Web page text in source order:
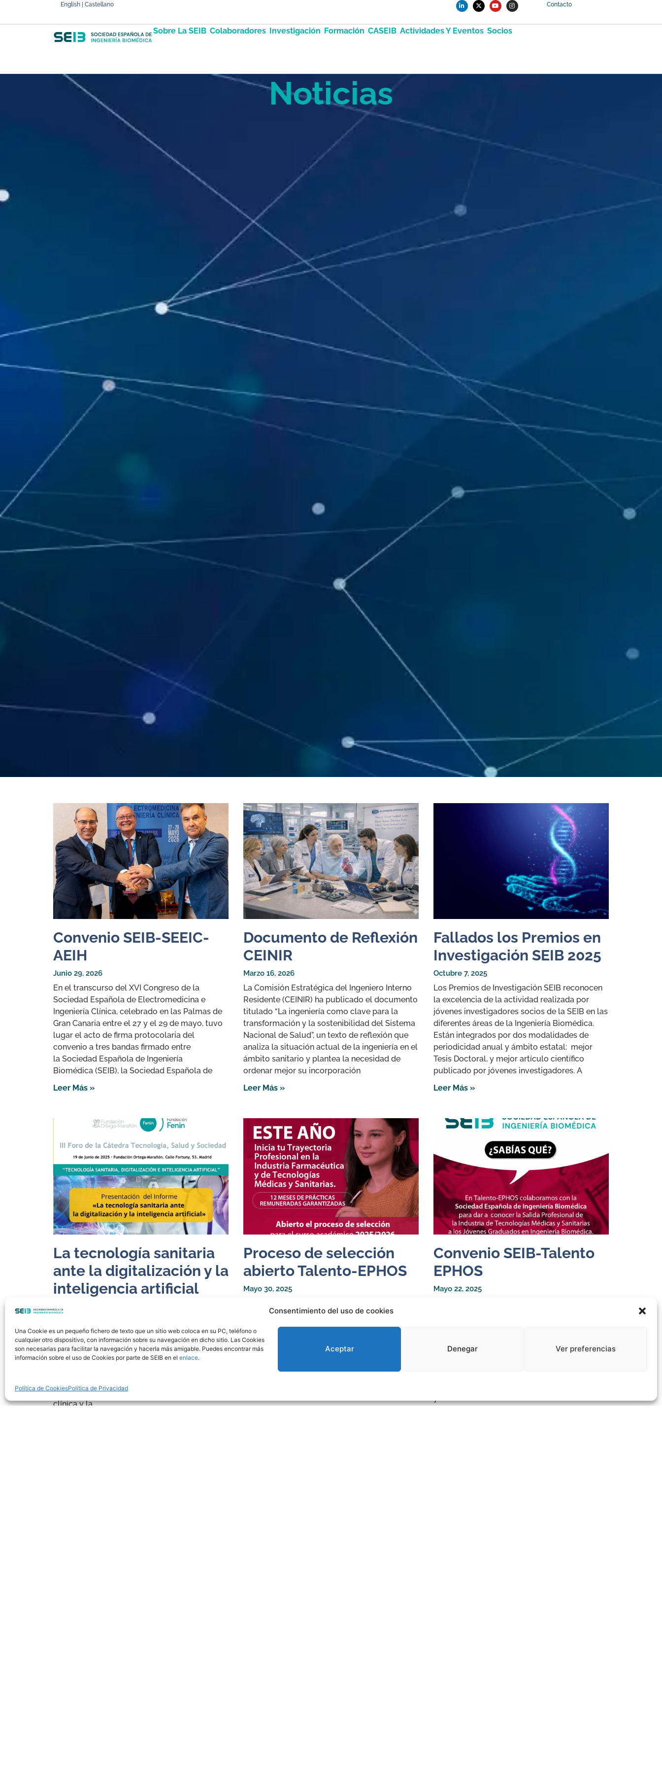
Consentimiento del uso de cookies
Una Cookie es un pequeño fichero de texto que un sitio web coloca en su PC, teléfono o
cualquier otro dispositivo, con información sobre su navegación en dicho sitio. Las Cookies
son necesarias para facilitar la navegación y hacerla más amigable. Puedes encontrar más
información sobre el uso de Cookies por parte de SEIB en el enlace.
Aceptar Denegar Ver preferencias
Política de CookiesPolítica de Privacidad
English | Castellano Contacto
Sobre La SEIB Colaboradores Investigación Formación CASEIB Actividades Y Eventos Socios
Noticias
Convenio SEIB-SEEIC-
AEIH
Junio 29, 2026
En el transcurso del XVI Congreso de la
Sociedad Española de Electromedicina e
Ingeniería Clínica, celebrado en las Palmas de
Gran Canaria entre el 27 y el 29 de mayo, tuvo
lugar el acto de firma protocolaria del
convenio a tres bandas firmado entre
la Sociedad Española de Ingeniería
Biomédica (SEIB), la Sociedad Española de
Leer Más »
Documento de Reflexión
CEINIR
Marzo 16, 2026
La Comisión Estratégica del Ingeniero Interno
Residente (CEINIR) ha publicado el documento
titulado “La ingeniería como clave para la
transformación y la sostenibilidad del Sistema
Nacional de Salud”, un texto de reflexión que
analiza la situación actual de la ingeniería en el
ámbito sanitario y plantea la necesidad de
ordenar mejor su incorporación
Leer Más »
Fallados los Premios en
Investigación SEIB 2025
Octubre 7, 2025
Los Premios de Investigación SEIB reconocen
la excelencia de la actividad realizada por
jóvenes investigadores socios de la SEIB en las
diferentes áreas de la Ingeniería Biomédica.
Están integrados por dos modalidades de
periodicidad anual y ámbito estatal: mejor
Tesis Doctoral, y mejor artículo científico
publicado por jóvenes investigadores. A
Leer Más »
La tecnología sanitaria
ante la digitalización y la
inteligencia artificial
Junio 23, 2025
de Empresas de Tecnología Sanitaria, y la
Fundación Ortega-Marañón, presentaron el 20
de junio de 2025 el informe “La tecnología
soluciones disruptivas optimizan la práctica
clínica y la
Proceso de selección
abierto Talento-EPHOS
Mayo 30, 2025
Convenio SEIB-Talento
EPHOS
Mayo 22, 2025
Sociedad Española de Ingeniería